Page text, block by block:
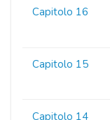
Capitolo 16
Capitolo 15
Capitolo 14